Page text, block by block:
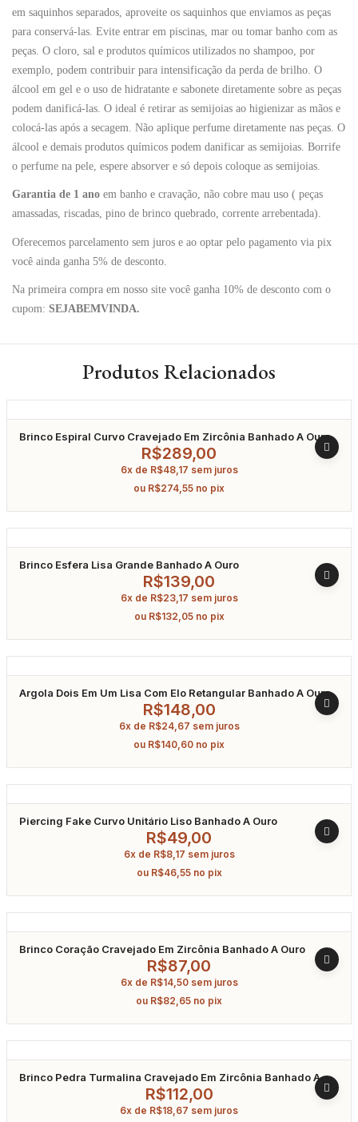
em saquinhos separados, aproveite os saquinhos que enviamos as peças
para conservá-las. Evite entrar em piscinas, mar ou tomar banho com as
peças. O cloro, sal e produtos químicos utilizados no shampoo, por
exemplo, podem contribuir para intensificação da perda de brilho. O
álcool em gel e o uso de hidratante e sabonete diretamente sobre as peças
podem danificá-las. O ideal é retirar as semijoias ao higienizar as mãos e
colocá-las após a secagem. Não aplique perfume diretamente nas peças. O
álcool e demais produtos químicos podem danificar as semijoias. Borrife
o perfume na pele, espere absorver e só depois coloque as semijoias.
Garantia de 1 ano em banho e cravação, não cobre mau uso ( peças
amassadas, riscadas, pino de brinco quebrado, corrente arrebentada).
Oferecemos parcelamento sem juros e ao optar pelo pagamento via pix
você ainda ganha 5% de desconto.
Na primeira compra em nosso site você ganha 10% de desconto com o
cupom: SEJABEMVINDA.
Produtos Relacionados
Brinco Espiral Curvo Cravejado Em Zircônia Banhado A Ouro
R$289,00
6x de R$48,17 sem juros
ou R$274,55 no pix
Brinco Esfera Lisa Grande Banhado A Ouro
R$139,00
6x de R$23,17 sem juros
ou R$132,05 no pix
Argola Dois Em Um Lisa Com Elo Retangular Banhado A Ouro
R$148,00
6x de R$24,67 sem juros
ou R$140,60 no pix
Piercing Fake Curvo Unitário Liso Banhado A Ouro
R$49,00
6x de R$8,17 sem juros
ou R$46,55 no pix
Brinco Coração Cravejado Em Zircônia Banhado A Ouro
R$87,00
6x de R$14,50 sem juros
ou R$82,65 no pix
Brinco Pedra Turmalina Cravejado Em Zircônia Banhado A
R$112,00
6x de R$18,67 sem juros